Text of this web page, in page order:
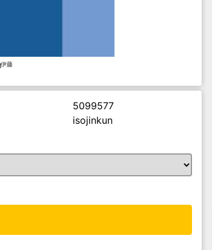
伊藤
5099577
isojinkun